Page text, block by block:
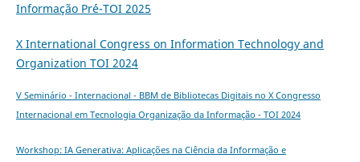
Informação Pr´é-TOI 2025
X International Congress on Information Technology and
Organization TOI 2024
V Seminário - Internacional - BBM de Bibliotecas Digitais no X Congresso
Internacional em Tecnologia Organização da Informação - TOI 2024
Workshop: IA Generativa: Aplicações na Ciência da Informação e